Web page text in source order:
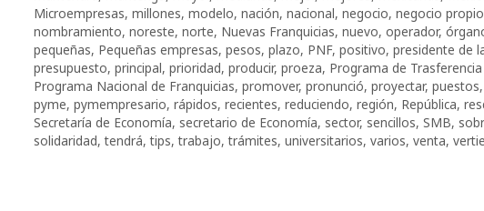
Microempresas, millones, modelo, nación, nacional, negocio, negocio propio
nombramiento, noreste, norte, Nuevas Franquicias, nuevo, operador,
pequeñas, Pequeñas empresas, pesos, plazo, PNF, positivo, presidente de
presupuesto, principal, prioridad, producir, proeza, Programa de
Programa Nacional de Franquicias, promover, pronunció, proyectar, puestos,
pyme, pymempresario, rápidos, recientes, reduciendo, región, República,
Secretaría de Economía, secretario de Economía, sector, sencillos, SMB,
solidaridad,tendrá,tips,trabajo,trámites, universitarios, varios, venta,